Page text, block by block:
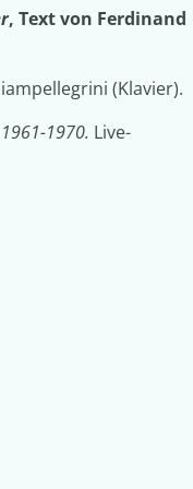
, Text von Ferdinand
(Klavier).
1970. Live-